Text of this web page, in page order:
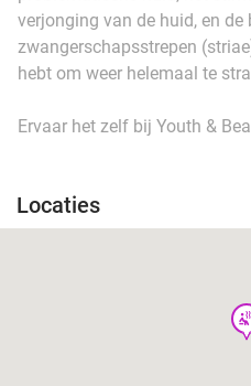
verjonging van de huid, en de
zwangerschapsstrepen
hebt om weer helemaal te
Ervaar het zelf bij Youth &
Locaties